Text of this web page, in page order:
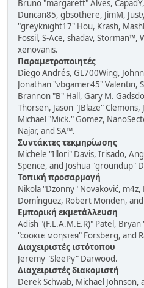
Bruno "margarett" Alves,
Duncan85, gbsothere, JimM,
"greyknight17" Hou, Krash,
Fossil, S-Ace, shadav, Storman™,
xenovanis.
Παραμετροποιητές
Diego Andrés, GL700Wing,
Jonathan "vbgamer45" Valentin,
Brannon "B" Hall, Gary M.
Thorsen, Jason "JBlaze"
Michael "Mick." Gomez,
Najar, and SA™.
Συντάκτες τεκμηρίωσης
Michele "Illori" Davis, Irisado,
Spence, and Joshua "groundup"
Τοπική προσαρμογή
Nikola "Dzonny" Novaković, m4z,
Domínguez, Robert Monden, and
Εμπορική εκμετάλλευση
Adish "(F.L.A.M.E.R)" Patel,
"cσσкιє мσηѕтєя" Forsberg, and
Διαχειριστές ιστότοπου
Jeremy "SleePy" Darwood.
Διαχειριστές διακομιστή
Derek Schwab, Michael Johnson,